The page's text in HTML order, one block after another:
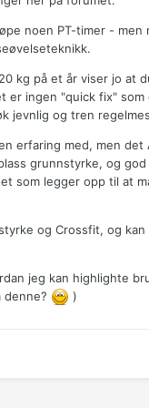
noen PT-timer - men
kg på et år viser jo at
er ingen "quick fix" som
jevnlig og tren
erfaring med, men det
grunnstyrke, og
som legger opp til at
og Crossfit, og
jeg kan highlighte
denne?
)